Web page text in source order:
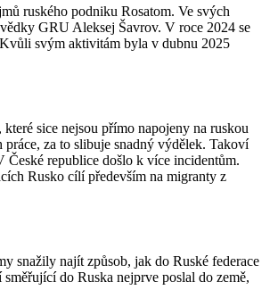
ruského podniku Rosatom. Ve svých
GRU Aleksej Šavrov. V roce 2024 se
svým aktivitám byla v dubnu 2025
sice nejsou přímo napojeny na ruskou
za to slibuje snadný výdělek. Takoví
republice došlo k více incidentům.
Rusko cílí především na migranty z
snažily najít způsob, jak do Ruské federace
do Ruska nejprve poslal do země,